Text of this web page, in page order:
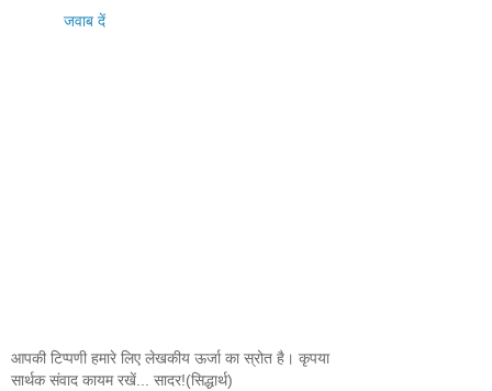
जवाब दें
आपकी टिप्पणी हमारे लिए लेखकीय ऊर्जा का स्रोत है। कृपया
सार्थक संवाद कायम रखें... सादर!(सिद्धार्थ)